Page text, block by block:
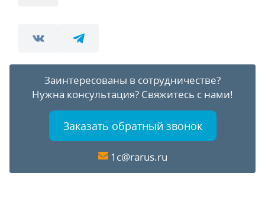
Заинтересованы в сотрудничестве?
Нужна консультация? Свяжитесь с нами!
Заказать обратный звонок
1c@rarus.ru